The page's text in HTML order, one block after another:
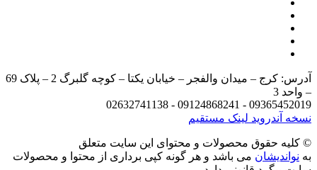
آدرس: کرج – میدان والفجر – خیابان یکتا – کوچه گلبرگ 2 – پلاک 69
3
09365452019 - 09124868241 -
آندرویدلینک مستقیم
حقوق محصولات و محتوای اين سایت متعلق
می باشد و هر گونه کپی برداری از محتوا و محصولات